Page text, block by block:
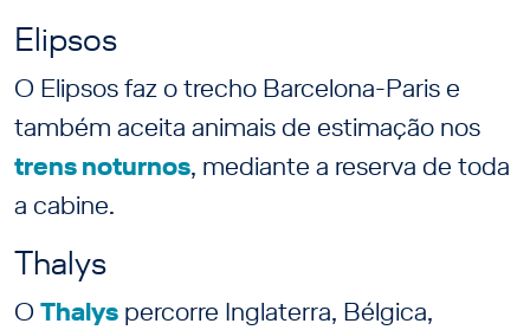
Elipsos
O Elipsos faz o trecho Barcelona-Paris e
também aceita animais de estimação nos
trens noturnos, mediante a reserva de toda
a cabine.
Thalys
O Thalys percorre Inglaterra, Bélgica,